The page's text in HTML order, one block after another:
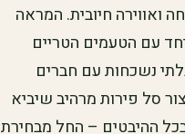
ואווירה חיובית. המראה
עם הטעמים הטריים
נשכחות עם חברים
סל פירות מרהיב שיביא
ההיבטים – החל מבחירת